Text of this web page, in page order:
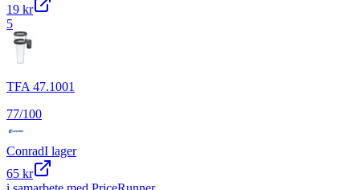
19 kr
5
TFA 47.1001
77/100
ConradI lager
65 kr